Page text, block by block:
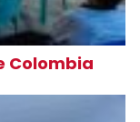
Colombia